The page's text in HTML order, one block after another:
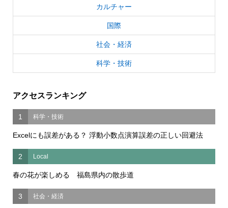
カルチャー
国際
社会・経済
科学・技術
アクセスランキング
1 科学・技術
Excelにも誤差がある？ 浮動小数点演算誤差の正しい回避法
2 Local
春の花が楽しめる 福島県内の散歩道
3 社会・経済